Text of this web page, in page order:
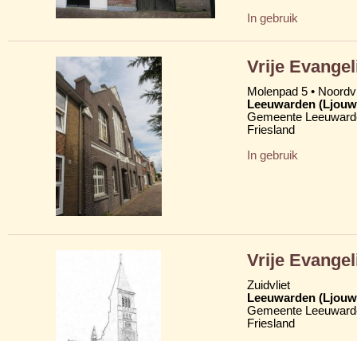
In gebruik
Vrije
Molenpad 5 •
Leeuwarden
Gemeente
Friesland
In gebruik
Vrije
Zuidvliet
Leeuwarden
Gemeente
Friesland